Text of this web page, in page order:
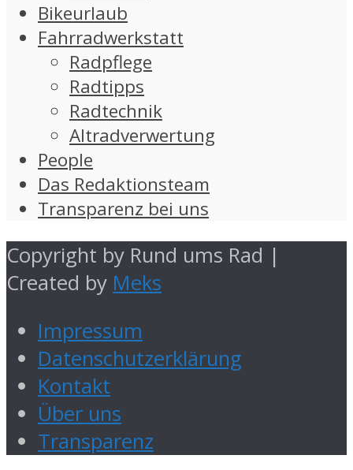
Bikeurlaub
Fahrradwerkstatt
Radpflege
Radtipps
Radtechnik
Altradverwertung
People
Das Redaktionsteam
Transparenz bei uns
Copyright by Rund ums Rad |
Created by Meks
Impressum
Datenschutzerklärung
Kontakt
Über uns
Transparenz